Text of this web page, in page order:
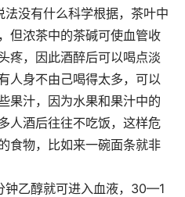
没有什么科学根据，茶叶中
但浓茶中的茶碱可使血管收
疼，因此酒醉后可以喝点淡
人身不由己喝得太多，可以
果汁，因为水果和果汁中的
人酒后往往不吃饭，这样危
食物，比如来一碗面条就非
钟乙醇就可进入血液，30—1